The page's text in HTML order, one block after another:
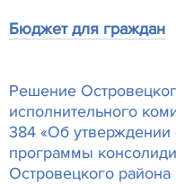
Бюджет для граждан
Решение
исполнительного
384 «Об
программы
Островецкого